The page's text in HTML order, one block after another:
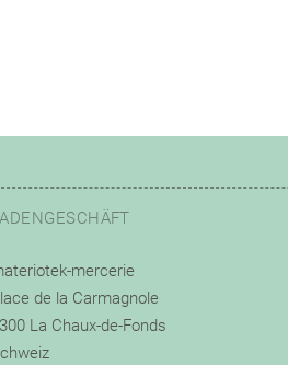
mercerie
de la Carmagnole
La Chaux-de-Fonds